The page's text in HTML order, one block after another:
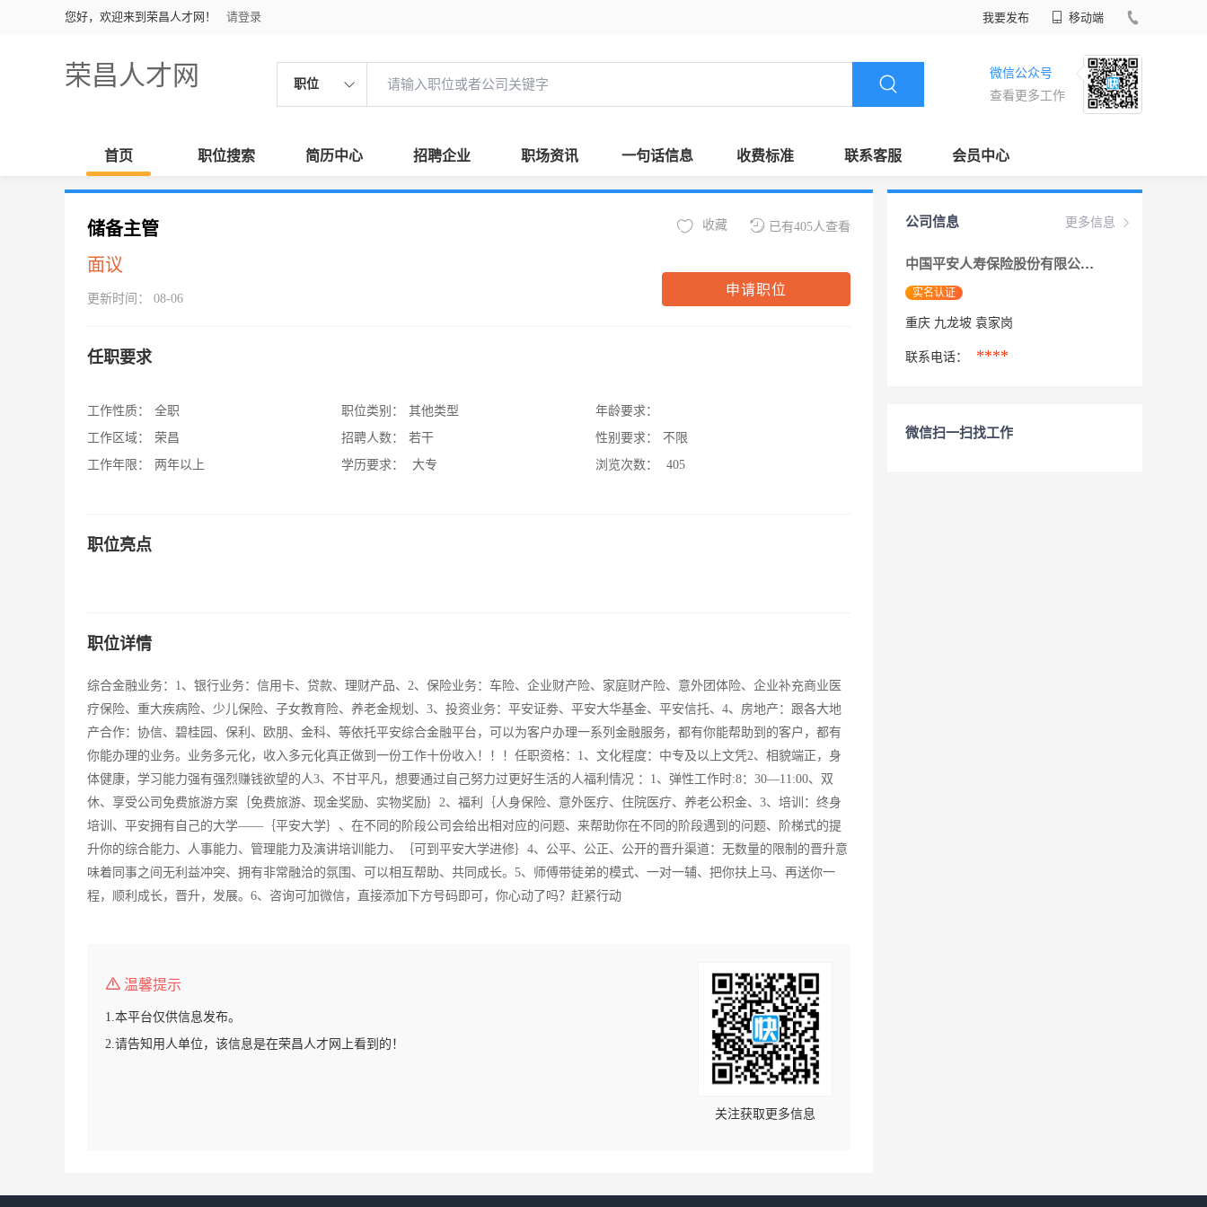
您好，欢迎来到荣昌人才网！ 请登录 我要发布 移动端
荣昌人才网 职位
微信公众号
查看更多工作
首页 职位搜索 简历中心 招聘企业 职场资讯 一句话信息 收费标准 联系客服 会员中心
储备主管
面议
更新时间： 08-06
已有405人查看
收藏
申请职位
任职要求
工作性质：
全职
工作区域：
荣昌
工作年限：
两年以上
职位类别：
其他类型
招聘人数：
若干
学历要求：
大专
年龄要求：
性别要求：
不限
浏览次数：
405
职位亮点
职位详情
综合金融业务：1、银行业务：信用卡、贷款、理财产品、2、保险业务：车险、企业财产险、家庭财产险、意外团体险、企业补充商业医
疗保险、重大疾病险、少儿保险、子女教育险、养老金规划、3、投资业务：平安证劵、平安大华基金、平安信托、4、房地产：跟各大地
产合作：协信、碧桂园、保利、欧朋、金科、等依托平安综合金融平台，可以为客户办理一系列金融服务，都有你能帮助到的客户，都有
你能办理的业务。业务多元化，收入多元化真正做到一份工作十份收入！！！任职资格：1、文化程度：中专及以上文凭2、相貌端正，身
体健康，学习能力强有强烈赚钱欲望的人3、不甘平凡，想要通过自己努力过更好生活的人福利情况 ：1、弹性工作时:8：30—11:00、双
休、享受公司免费旅游方案｛免费旅游、现金奖励、实物奖励｝2、福利｛人身保险、意外医疗、住院医疗、养老公积金、3、培训：终身
培训、平安拥有自己的大学——｛平安大学｝、在不同的阶段公司会给出相对应的问题、来帮助你在不同的阶段遇到的问题、阶梯式的提
升你的综合能力、人事能力、管理能力及演讲培训能力、｛可到平安大学进修｝4、公平、公正、公开的晋升渠道：无数量的限制的晋升意
味着同事之间无利益冲突、拥有非常融洽的氛围、可以相互帮助、共同成长。5、师傅带徒弟的模式、一对一辅、把你扶上马、再送你一
程，顺利成长，晋升，发展。6、咨询可加微信，直接添加下方号码即可，你心动了吗？赶紧行动
温馨提示
1.本平台仅供信息发布。
2.请告知用人单位，该信息是在荣昌人才网上看到的！
关注获取更多信息
更多信息
公司信息
中国平安人寿保险股份有限公司重庆分公司
实名认证
重庆 九龙坡 袁家岗
联系电话： ****
微信扫一扫找工作